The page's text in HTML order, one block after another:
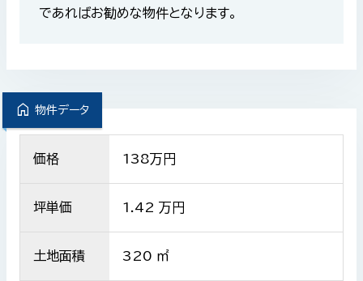
であればお勧めな物件となります。
home 物件データ
価格 138万円
坪単価 1.42 万円
土地面積 320 ㎡